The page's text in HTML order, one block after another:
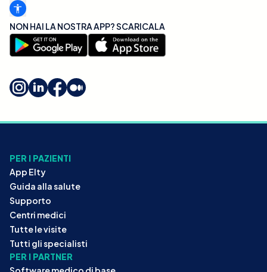
NON HAI LA NOSTRA APP? SCARICALA
PER I PAZIENTI
App Elty
Guida alla salute
Supporto
Centri medici
Tutte le visite
Tutti gli specialisti
PER I PARTNER